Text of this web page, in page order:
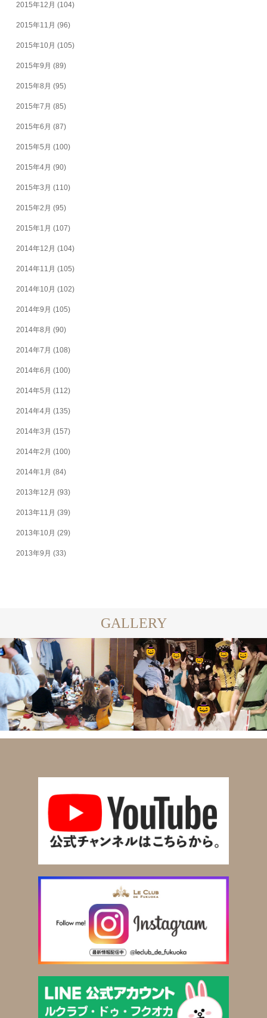
2015年12月 (104)
2015年11月 (96)
2015年10月 (105)
2015年9月 (89)
2015年8月 (95)
2015年7月 (85)
2015年6月 (87)
2015年5月 (100)
2015年4月 (90)
2015年3月 (110)
2015年2月 (95)
2015年1月 (107)
2014年12月 (104)
2014年11月 (105)
2014年10月 (102)
2014年9月 (105)
2014年8月 (90)
2014年7月 (108)
2014年6月 (100)
2014年5月 (112)
2014年4月 (135)
2014年3月 (157)
2014年2月 (100)
2014年1月 (84)
2013年12月 (93)
2013年11月 (39)
2013年10月 (29)
2013年9月 (33)
GALLERY